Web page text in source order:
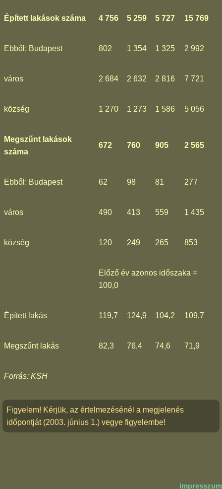
Épített lakások száma 4 756 5 259 5 727 15 769
Ebből: Budapest 802 1 354 1 325 2 992
város 2 684 2 632 2 816 7 721
község 1 270 1 273 1 586 5 056
Megszűnt lakások
száma
672 760 905 2 565
Ebből: Budapest 62 98 81 277
város 490 413 559 1 435
község 120 249 265 853
Előző év azonos időszaka =
100,0
Épített lakás 119,7 124,9 104,2 109,7
Megszűnt lakás 82,3 76,4 74,6 71,9
Forrás: KSH
Figyelem! Kérjük, az értelmezésénél a megjelenés
időpontját (2003. június 1.) vegye figyelembe!
impresszum